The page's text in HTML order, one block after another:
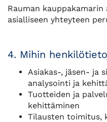
Rauman
asialliseen yhteyteen
4. Mihin
Asiakas-, jäsen- ja
analysointi ja
Tuotteiden ja
kehittäminen
Tilausten toimitus,